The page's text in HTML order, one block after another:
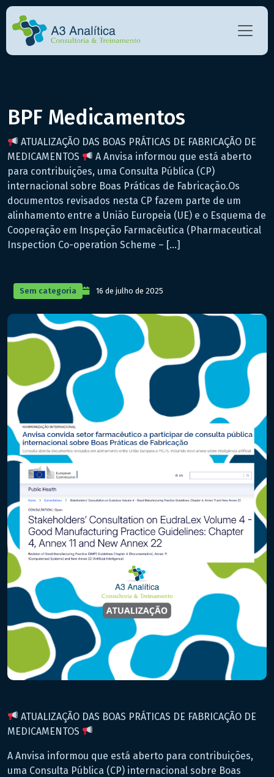
BPF Medicamentos
ATUALIZAÇÃO DAS BOAS PRÁTICAS DE FABRICAÇÃO DE
MEDICAMENTOS
A Anvisa informou que está aberto
para contribuições, uma Consulta Pública (CP)
internacional sobre Boas Práticas de Fabricação.Os
documentos revisados nesta CP fazem parte de um
alinhamento entre a União Europeia (UE) e o Esquema de
Cooperação em Inspeção Farmacêutica (Pharmaceutical
Inspection Co-operation Scheme – […]
Sem categoria 16 de julho de 2025
ATUALIZAÇÃO DAS BOAS PRÁTICAS DE FABRICAÇÃO DE
MEDICAMENTOS
A Anvisa informou que está aberto para contribuições,
uma Consulta Pública (CP) internacional sobre Boas